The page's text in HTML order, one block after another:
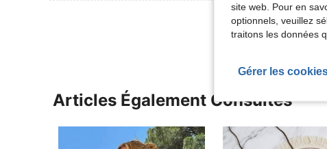
Voir Plus
Articles Également Consultés
site web. Pour en
optionnels, veuillez
traitons les données
Gérer les